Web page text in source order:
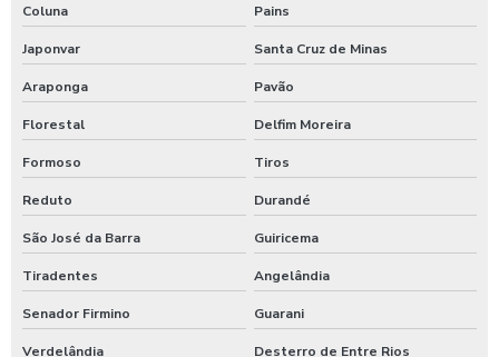
Coluna Pains
Japonvar Santa Cruz de Minas
Araponga Pavão
Florestal Delfim Moreira
Formoso Tiros
Reduto Durandé
São José da Barra Guiricema
Tiradentes Angelândia
Senador Firmino Guarani
Verdelândia Desterro de Entre Rios